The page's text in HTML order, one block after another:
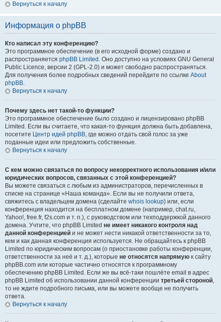
Вернуться к началу
Информация о phpBB
Кто написал эту конференцию?
Это программное обеспечение (в его исходной форме) создано и
распространяется phpBB Limited . Оно доступно на условиях GNU General
Public Licence, версии 2 (GPL-2.0) и может свободно распространяться.
Для получения более подробных сведений перейдите по ссылке About
phpBB.
Вернуться к началу
Почему здесь нет такой-то функции?
Это программное обеспечение было создано и лицензировано phpBB
Limited. Если вы считаете, что какая-то функция должна быть добавлена,
посетите Центр идей phpBB, где можно отдать свой голос за уже
поданные идеи или предложить собственные.
Вернуться к началу
С кем можно связаться по вопросу некорректного использования и/или
юридических вопросов, связанных с этой конференцией?
Вы можете связаться с любым из администраторов, перечисленных в
списке на странице «Наша команда». Если вы не получили ответа,
свяжитесь с владельцем домена (сделайте whois lookup) или, если
конференция находится на бесплатном домене (например, chat.ru,
Yahoo!, free.fr, f2s.com и т. п.), с руководством или техподдержкой данного
домена. Учтите, что phpBB Limited не имеет никакого контроля над
данной конференцией и не может нести никакой ответственности за то,
кем и как данная конференция используется. Не обращайтесь к phpBB
Limited по юридическим вопросам (о приостановке работы конференции,
ответственности за неё и т. д.), которые не относятся напрямую к сайту
phpBB.com или которые частично относятся к программному
обеспечению phpBB Limited. Если же вы всё-таки пошлёте email в адрес
phpBB Limited об использовании данной конференции третьей стороной,
то не ждите подробного письма, или вы можете вообще не получить
ответа.
Вернуться к началу